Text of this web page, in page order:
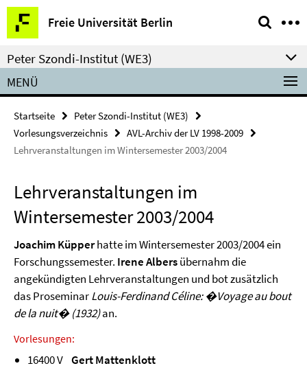
Springe
direkt
zu
Inhalt
Freie Universität Berlin
Service-
Navigation
Peter Szondi-Institut (WE3)
MENÜ
Startseite
Peter Szondi-Institut (WE3)
Vorlesungsverzeichnis
AVL-Archiv der LV 1998-2009
Lehrveranstaltungen im Wintersemester 2003/2004
Lehrveranstaltungen im
Wintersemester 2003/2004
Joachim Küpperhatte im Wintersemester 2003/2004 ein
Forschungssemester. Irene Albersübernahm die
angekündigten Lehrveranstaltungen und bot zusätzlich
das ProseminarLouis-Ferdinand Céline: �Voyage au bout
de la nuit� (1932)an.
Vorlesungen:
16400 V Gert Mattenklott